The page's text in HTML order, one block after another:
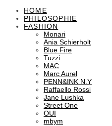
HOME
PHILOSOPHIE
FASHION
Monari
Ania Schierholt
Blue Fire
Tuzzi
MAC
Marc Aurel
PENN&INK N.Y
Raffaello Rossi
Jane Lushka
Street One
OUI
mbym